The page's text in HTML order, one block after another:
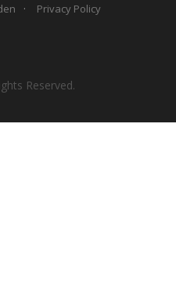
Privacy Policy
Reserved.